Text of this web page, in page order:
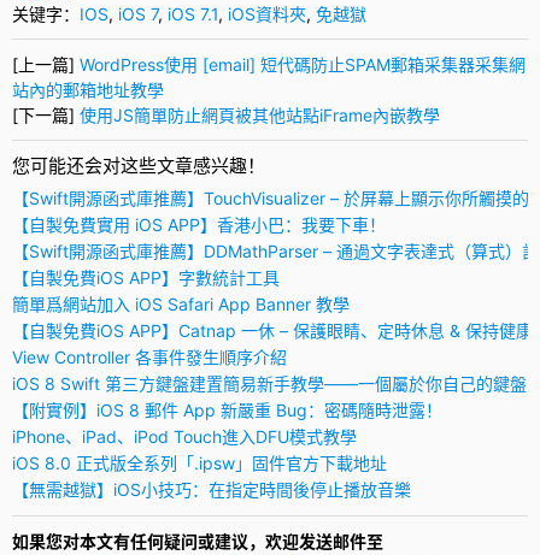
关键字： IOS, iOS 7, iOS 7.1, iOS資料夾, 免越獄
[上一篇] WordPress使用 [email] 短代碼防止SPAM郵箱采集器采集網
站內的郵箱地址教學
[下一篇] 使用JS簡單防止網頁被其他站點iFrame內嵌教學
您可能还会对这些文章感兴趣！
【Swift開源函式庫推薦】TouchVisualizer – 於屏幕上顯示你所觸摸的
【自製免費實用 iOS APP】香港小巴：我要下車！
【Swift開源函式庫推薦】DDMathParser – 通過文字表達式（算式）
【自製免費iOS APP】字數統計工具
簡單爲網站加入 iOS Safari App Banner 教學
【自製免費iOS APP】Catnap 一休 – 保護眼睛、定時休息 & 保持健康
View Controller 各事件發生順序介紹
iOS 8 Swift 第三方鍵盤建置簡易新手教學——一個屬於你自己的鍵盤
【附實例】iOS 8 郵件 App 新嚴重 Bug：密碼隨時泄露！
iPhone、iPad、iPod Touch進入DFU模式教學
iOS 8.0 正式版全系列「.ipsw」固件官方下載地址
【無需越獄】iOS小技巧：在指定時間後停止播放音樂
如果您对本文有任何疑问或建议，欢迎发送邮件至